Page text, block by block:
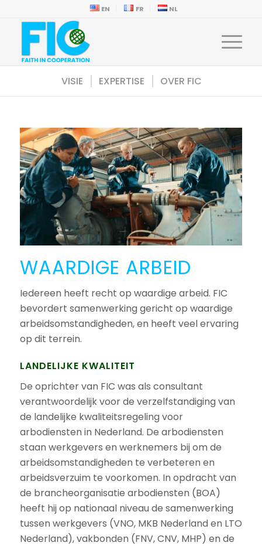
EN FR NL
VISIE EXPERTISE OVER FIC
WAARDIGE ARBEID
Iedereen heeft recht op waardige arbeid. FIC
bevordert samenwerking gericht op waardige
arbeidsomstandigheden, en heeft veel ervaring
op dit terrein.
LANDELIJKE KWALITEIT
De oprichter van FIC was als consultant
verantwoordelijk voor de verzelfstandiging van
de landelijke kwaliteitsregeling voor
arbodiensten in Nederland. De arbodiensten
staan werkgevers en werknemers bij om de
arbeidsomstandigheden te verbeteren en
arbeidsverzuim te voorkomen. In opdracht van
de brancheorganisatie arbodiensten (BOA)
heeft hij op nationaal niveau de samenwerking
tussen werkgevers (VNO, MKB Nederland en LTO
Nederland), vakbonden (FNV, CNV, MHP) en de